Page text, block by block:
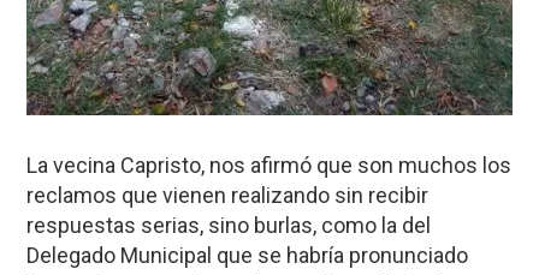
La vecina Capristo, nos afirmó que son muchos los
reclamos que vienen realizando sin recibir
respuestas serias, sino burlas, como la del
Delegado Municipal que se habría pronunciado